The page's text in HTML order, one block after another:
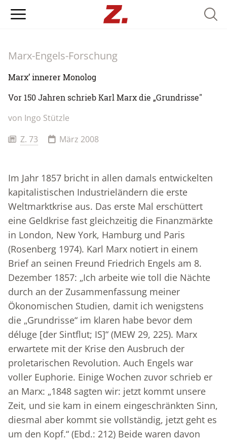
Marx-Engels-Forschung
Marx’ innerer Monolog
Vor 150 Jahren schrieb Karl Marx die „Grundrisse"
von Ingo Stützle
Z. 73
März 2008
Im Jahr 1857 bricht in allen damals entwickelten
kapitalistischen Industrieländern die erste
Weltmarktkrise aus. Das erste Mal erschüttert
eine Geldkrise fast gleichzeitig die Finanzmärkte
in London, New York, Hamburg und Paris
(Rosenberg 1974). Karl Marx notiert in einem
Brief an seinen Freund Friedrich Engels am 8.
Dezember 1857: „Ich arbeite wie toll die Nächte
durch an der Zusammenfassung meiner
Ökonomischen Studien, damit ich wenigstens
die „Grundrisse“ im klaren habe bevor dem
déluge [der Sintflut; IS]“ (MEW 29, 225). Marx
erwartete mit der Krise den Ausbruch der
proletarischen Revolution. Auch Engels war
voller Euphorie. Einige Wochen zuvor schrieb er
an Marx: „1848 sagten wir: jetzt kommt unsere
Zeit, und sie kam in einem eingeschränkten Sinn,
diesmal aber kommt sie vollständig, jetzt geht es
um den Kopf.“ (Ebd.: 212) Beide waren davon